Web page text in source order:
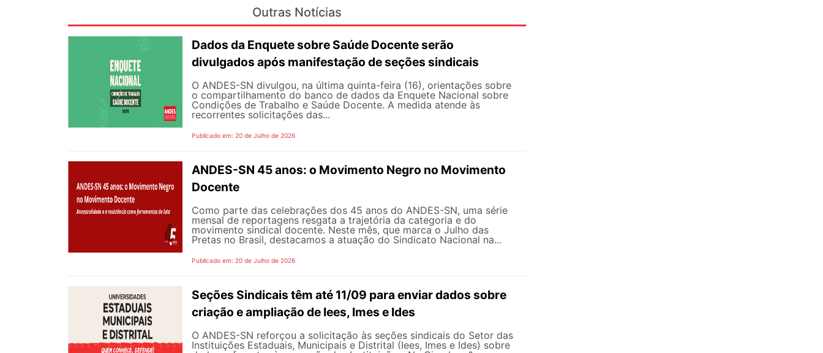
Outras Notícias
Dados da Enquete sobre Saúde Docente serão
divulgados após manifestação de seções sindicais
O ANDES-SN divulgou, na última quinta-feira (16), orientações sobre
o compartilhamento do banco de dados da Enquete Nacional sobre
Condições de Trabalho e Saúde Docente. A medida atende às
recorrentes solicitações das...
Publicado em: 20 de Julho de 2026
ANDES-SN 45 anos: o Movimento Negro no Movimento
Docente
Como parte das celebrações dos 45 anos do ANDES-SN, uma série
mensal de reportagens resgata a trajetória da categoria e do
movimento sindical docente. Neste mês, que marca o Julho das
Pretas no Brasil, destacamos a atuação do Sindicato Nacional na...
Publicado em: 20 de Julho de 2026
Seções Sindicais têm até 11/09 para enviar dados sobre
criação e ampliação de Iees, Imes e Ides
O ANDES-SN reforçou a solicitação às seções sindicais do Setor das
Instituições Estaduais, Municipais e Distrital (Iees, Imes e Ides) sobre